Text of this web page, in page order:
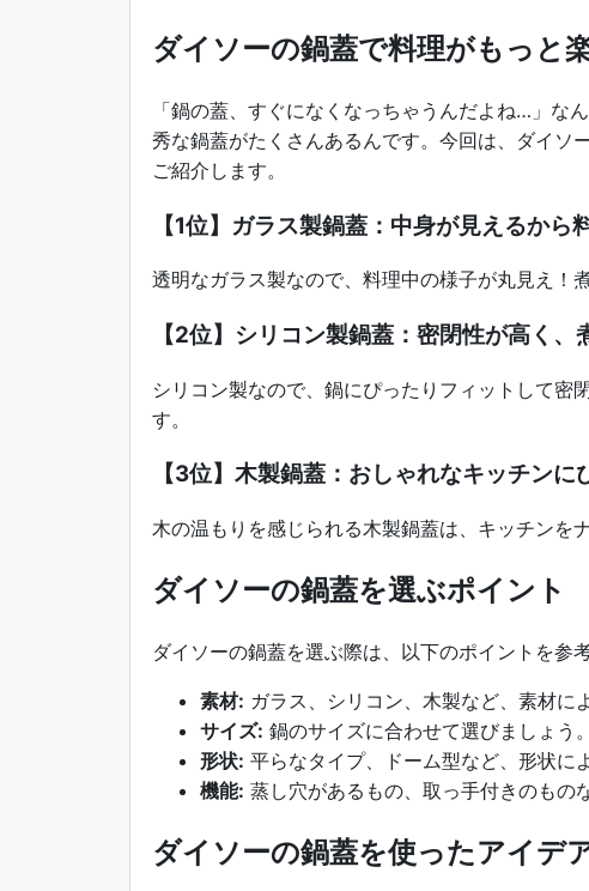
ダイソーの鍋蓋で料理がもっと
「鍋の蓋、すぐになくなっちゃうんだよね…」な
秀な鍋蓋がたくさんあるんです。今回は、ダイソ
ご紹介します。
【1位】ガラス製鍋蓋：中身が見えるから
透明なガラス製なので、料理中の様子が丸見え！
【2位】シリコン製鍋蓋：密閉性が高く、
シリコン製なので、鍋にぴったりフィットして
す。
【3位】木製鍋蓋：おしゃれなキッチンに
木の温もりを感じられる木製鍋蓋は、キッチンを
ダイソーの鍋蓋を選ぶポイント
ダイソーの鍋蓋を選ぶ際は、以下のポイントを参
素材: ガラス、シリコン、木製など、素材に
サイズ: 鍋のサイズに合わせて選びましょう。
形状: 平らなタイプ、ドーム型など、形状に
機能: 蒸し穴があるもの、取っ手付きのもの
ダイソーの鍋蓋を使ったアイデ